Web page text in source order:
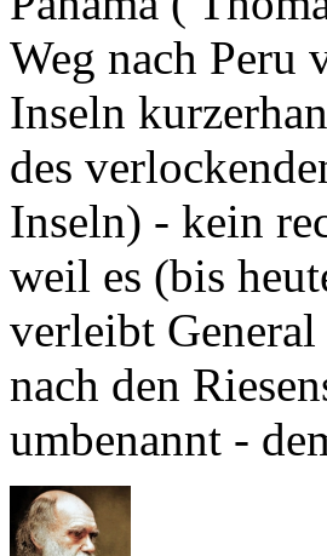
Inseln
des
Inseln) - kein
weil es (bis
verleibt General
nach den
umbenannt -